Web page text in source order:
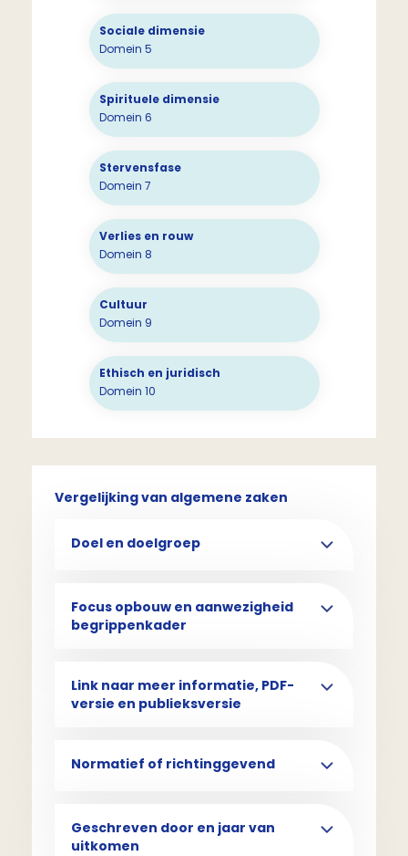
Sociale dimensie
Domein 5
Spirituele dimensie
Domein 6
Stervensfase
Domein 7
Verlies en rouw
Domein 8
Cultuur
Domein 9
Ethisch en juridisch
Domein 10
Vergelijking van algemene zaken
Doel en doelgroep
Focus opbouw en aanwezigheid
begrippenkader
Link naar meer informatie, PDF-
versie en publieksversie
Normatief of richtinggevend
Geschreven door en jaar van
uitkomen